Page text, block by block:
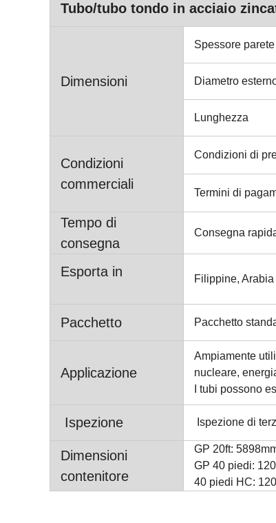
Tubo/tubo tondo in acciaio
Dimensioni
Spessore parete
Diametro
Lunghezza
Condizioni
commerciali
Condizioni di
Termini di
Tempo di
consegna
Consegna
Esporta in Filippine,
Pacchetto Pacchetto
Applicazione
Ampiamente
nucleare,
I tubi possono
Ispezione Ispezione di
Dimensioni
contenitore
GP 20ft:
GP 40 piedi:
40 piedi HC: